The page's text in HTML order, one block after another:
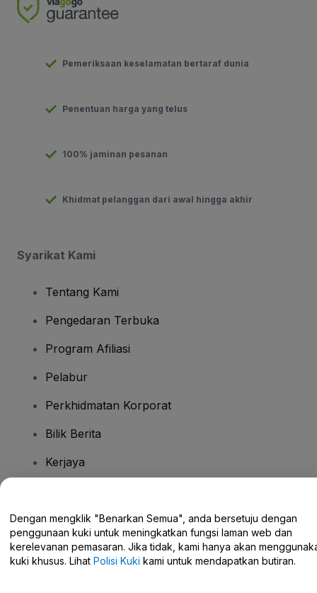
Pemeriksaan keselamatan bertaraf dunia
Penentuan harga yang telus
100% jaminan pesanan
Khidmat pelanggan dari awal hingga akhir
Syarikat Kami
Tentang Kami
Pengedaran Terbuka
Program Afiliasi
Pelabur
Perkhidmatan Korporat
Bilik Berita
Kerjaya
Pusat Bantuan / Hubungi Kami
Dengan mengklik "Benarkan Semua", anda bersetuju dengan
penggunaan kuki untuk meningkatkan fungsi laman web dan
kerelevanan pemasaran. Jika tidak, kami hanya akan
kuki khusus. Lihat Polisi Kuki kami untuk mendapatkan butiran.